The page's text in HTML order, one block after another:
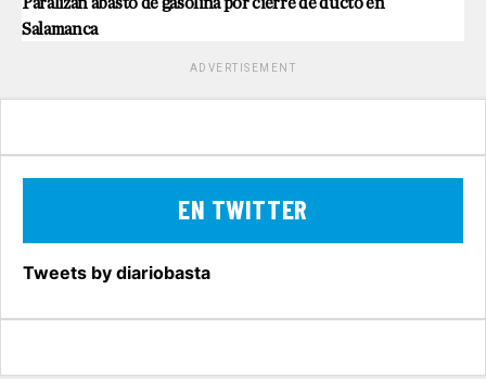
Salamanca
ADVERTISEMENT
EN TWITTER
Tweets by diariobasta